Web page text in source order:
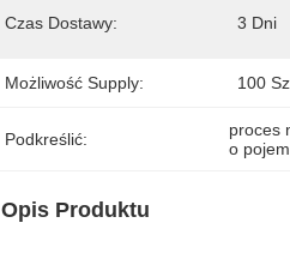
Czas Dostawy: 3 Dni
Możliwość Supply: 100
Podkreślić: proces
o
Opis Produktu